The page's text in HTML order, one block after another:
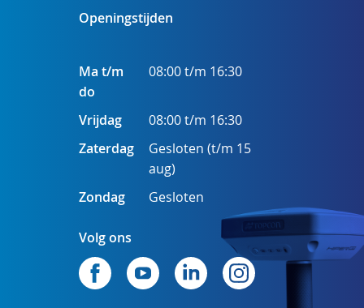
Openingstijden
Ma t/m
do
08:00 t/m 16:30
Vrijdag
08:00 t/m 16:30
Zaterdag
Gesloten (t/m 15
aug)
Zondag
Gesloten
Volg ons